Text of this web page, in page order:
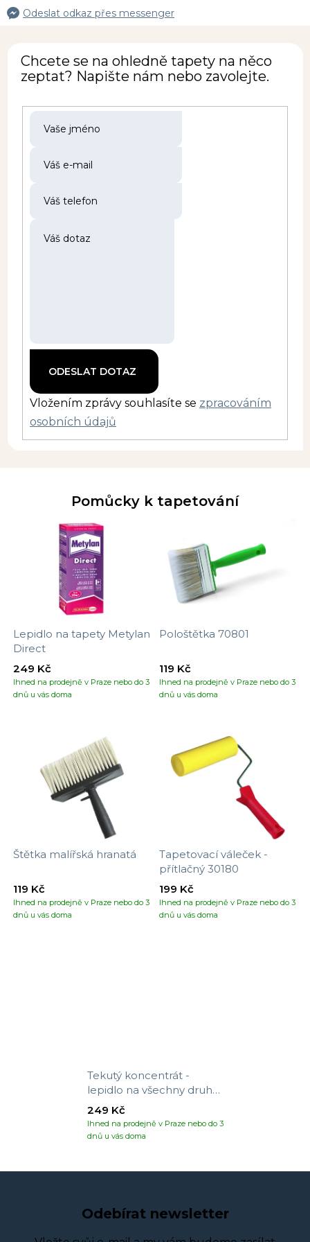
Odeslat odkaz přes messenger
Chcete se na ohledně tapety na něco
zeptat? Napište nám nebo zavolejte.
Vložením zprávy souhlasíte se zpracováním
osobních údajů
Pomůcky k tapetování
Lepidlo na tapety Metylan
Direct
Ihned na prodejně v Praze nebo do 3
dnů u vás doma
249 Kč
Pološtětka 70801
Ihned na prodejně v Praze nebo do 3
dnů u vás doma
119 Kč
Štětka malířská hranatá
Ihned na prodejně v Praze nebo do 3
dnů u vás doma
119 Kč
Tapetovací váleček -
přítlačný 30180
Ihned na prodejně v Praze nebo do 3
dnů u vás doma
199 Kč
Tekutý koncentrát -
lepidlo na všechny druhy
tapet
Ihned na prodejně v Praze nebo do 3
dnů u vás doma
249 Kč
Odebírat newsletter